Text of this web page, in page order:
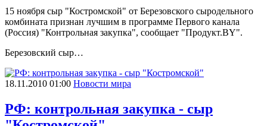
15 ноября сыр "Костромской" от Березовского сыродельного
комбината признан лучшим в программе Первого канала
(Россия) "Контрольная закупка", сообщает "Продукт.BY".
Березовский сыр…
18.11.2010 01:00 Новости мира
РФ: контрольная закупка - сыр